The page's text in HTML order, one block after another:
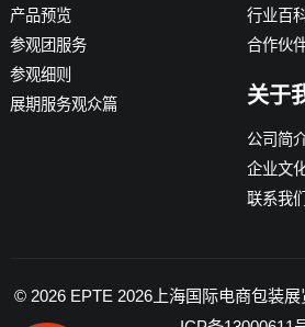
产品预览
参观团服务
参观细则
展期服务观众篇
行业百
合作伙
关于
公司简
企业文
联系我们
© 2026 EPTE 2026上海国际电商包装展